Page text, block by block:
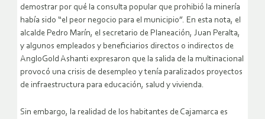
demostrar por qué la consulta popular que prohibió la minería
había sido “el peor negocio para el municipio”. En esta nota, el
alcalde Pedro Marín, el secretario de Planeación, Juan Peralta,
y algunos empleados y beneficiarios directos o indirectos de
AngloGold Ashanti expresaron que la salida de la multinacional
provocó una crisis de desempleo y tenía paralizados proyectos
de infraestructura para educación, salud y vivienda.
Sin embargo, la realidad de los habitantes de Cajamarca es